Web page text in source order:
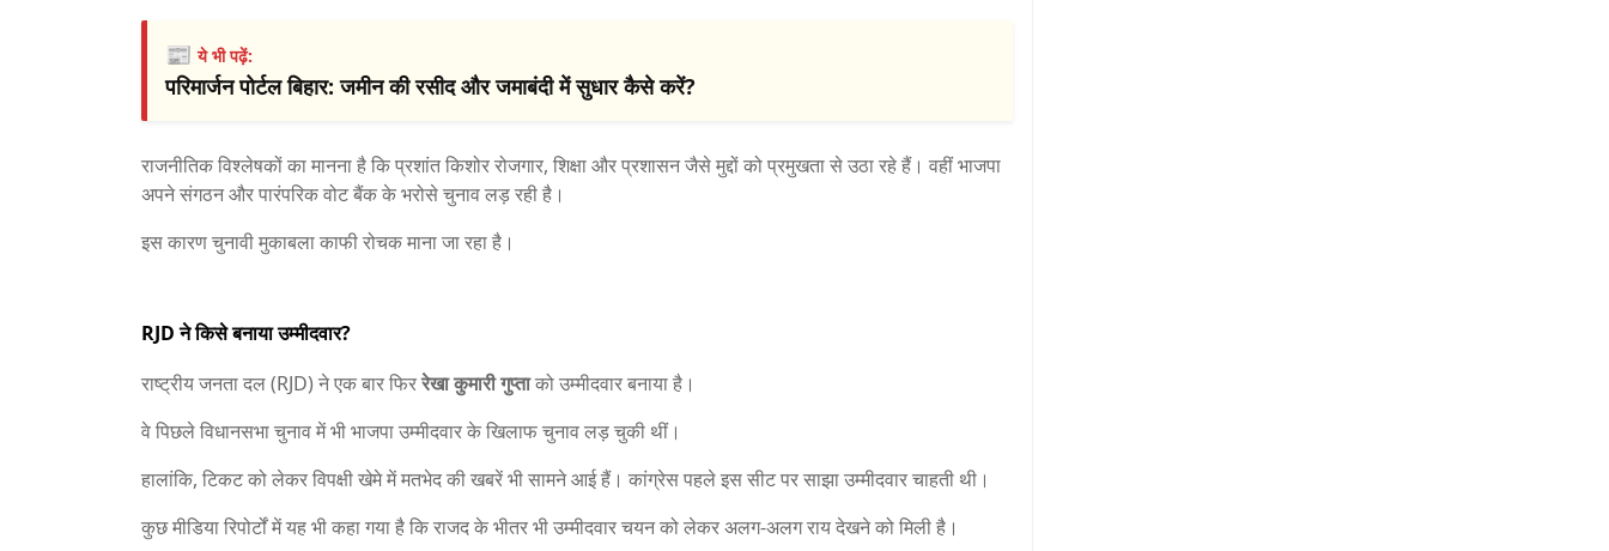
📰ये भी पढ़ें:
परिमार्जन पोर्टल बिहार: जमीन की रसीद और जमाबंदी में सुधार कैसे करें?
राजनीतिक विश्लेषकों का मानना है कि प्रशांत किशोर रोजगार, शिक्षा और प्रशासन जैसे मुद्दों को प्रमुखता से उठा रहे हैं। वहीं भाजपा
अपने संगठन और पारंपरिक वोट बैंक के भरोसे चुनाव लड़ रही है।
इस कारण चुनावी मुकाबला काफी रोचक माना जा रहा है।
RJD ने किसे बनाया उम्मीदवार?
राष्ट्रीय जनता दल (RJD) ने एक बार फिररेखा कुमारी गुप्ताको उम्मीदवार बनाया है।
वे पिछले विधानसभा चुनाव में भी भाजपा उम्मीदवार के खिलाफ चुनाव लड़ चुकी थीं।
हालांकि, टिकट को लेकर विपक्षी खेमे में मतभेद की खबरें भी सामने आई हैं। कांग्रेस पहले इस सीट पर साझा उम्मीदवार चाहती थी।
कुछ मीडिया रिपोर्टों में यह भी कहा गया है कि राजद के भीतर भी उम्मीदवार चयन को लेकर अलग-अलग राय देखने को मिली है।